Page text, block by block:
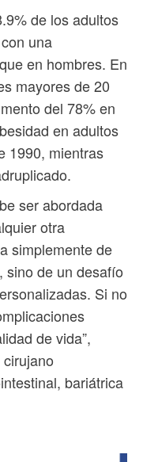
de los adultos
una
en hombres. En
mayores de 20
del 78% en
en adultos
1990, mientras
ser abordada
otra
simplemente de
sino de un desafío
Si no
de vida”,
bariátrica